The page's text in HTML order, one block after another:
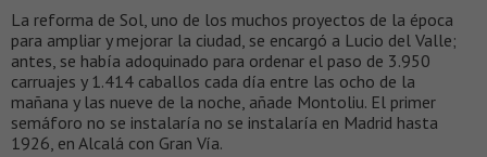
La reforma de Sol, uno de los muchos proyectos de la época
para ampliar y mejorar la ciudad, se encargó a Lucio del Valle;
antes, se había adoquinado para ordenar el paso de 3.950
carruajes y 1.414 caballos cada día entre las ocho de la
mañana y las nueve de la noche, añade Montoliu. El primer
semáforo no se instalaría no se instalaría en Madrid hasta
1926, en Alcalá con Gran Vía.